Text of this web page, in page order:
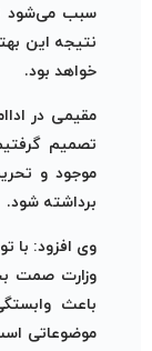
سبب می‌شود
نتیجه این
خواهد بود.
مقیمی در
تصمیم
موجود و
برداشته شود.
وی افزود: با
وزارتصمت
باعث
موضوعاتی